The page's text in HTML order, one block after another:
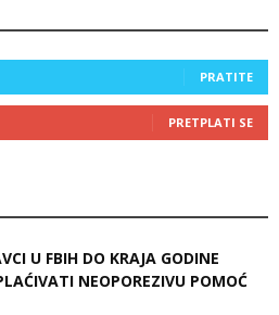
PRATITE
PRETPLATI SE
U FBIH DO KRAJA GODINE
NEOPOREZIVU POMOĆ